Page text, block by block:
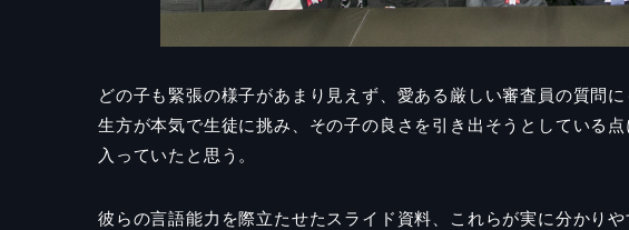
どの子も緊張の様子があまり見えず、愛ある厳しい審査員の質問
生方が本気で生徒に挑み、その子の良さを引き出そうとしている
入っていたと思う。
彼らの言語能力を際立たせたスライド資料、これらが実に分かり